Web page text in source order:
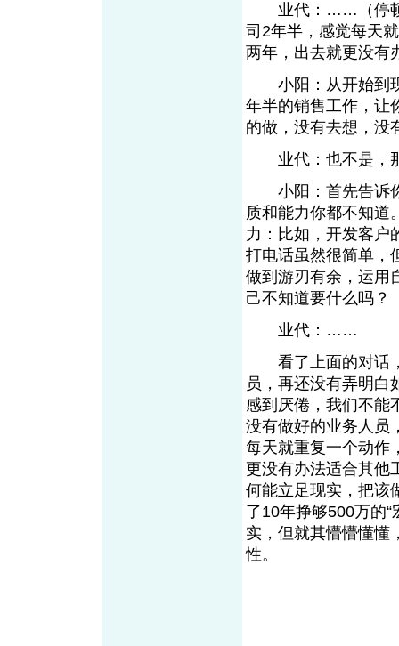
业代：……（停顿
司2年半，感觉每天
两年，出去就更没有
小阳：从开始到现
年半的销售工作，让
的做，没有去想，没
业代：也不是，那
小阳：首先告诉你
质和能力你都不知道
力：比如，开发客户
打电话虽然很简单，
做到游刃有余，运用
己不知道要什么吗？
业代：……
看了上面的对话，
员，再还没有弄明白
感到厌倦，我们不能
没有做好的业务人员
每天就重复一个动作
更没有办法适合其他
何能立足现实，把该
了10年挣够500万的
实，但就其懵懵懂懂
性。